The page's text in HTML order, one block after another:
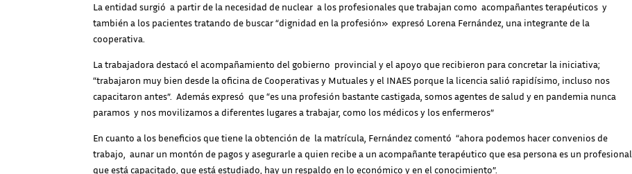
La entidad surgió a partir de la necesidad de nuclear a los profesionales que trabajan como acompañantes terapéuticos y
también a los pacientes tratando de buscar “dignidad en la profesión» expresó Lorena Fernández, una integrante de la
cooperativa.
La trabajadora destacó el acompañamiento del gobierno provincial y el apoyo que recibieron para concretar la iniciativa;
“trabajaron muy bien desde la oficina de Cooperativas y Mutuales y el INAES porque la licencia salió rapidísimo, incluso nos
capacitaron antes”. Además expresó que “es una profesión bastante castigada, somos agentes de salud y en pandemia nunca
paramos y nos movilizamos a diferentes lugares a trabajar, como los médicos y los enfermeros”
En cuanto a los beneficios que tiene la obtención de la matrícula, Fernández comentó “ahora podemos hacer convenios de
trabajo, aunar un montón de pagos y asegurarle a quien recibe a un acompañante terapéutico que esa persona es un profesional
que está capacitado, que está estudiado, hay un respaldo en lo económico y en el conocimiento”.